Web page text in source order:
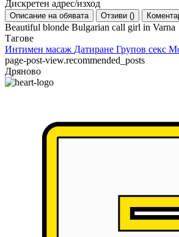
Дискретен адрес/изход
Описание на обявата Отзиви ()
Beautiful blonde Bulgarian call girl in Varna
Тагове
Интимен масаж Датиране Групов секс
page-post-view.recommended_posts
Дряново